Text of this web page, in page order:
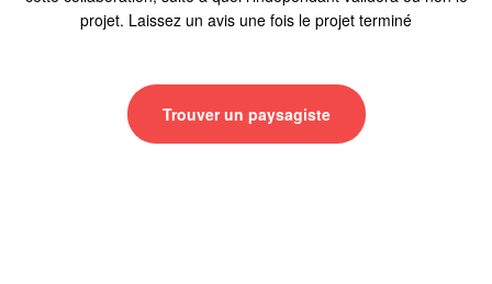
projet. Laissez un avis une fois le projet terminé
Trouver un paysagiste